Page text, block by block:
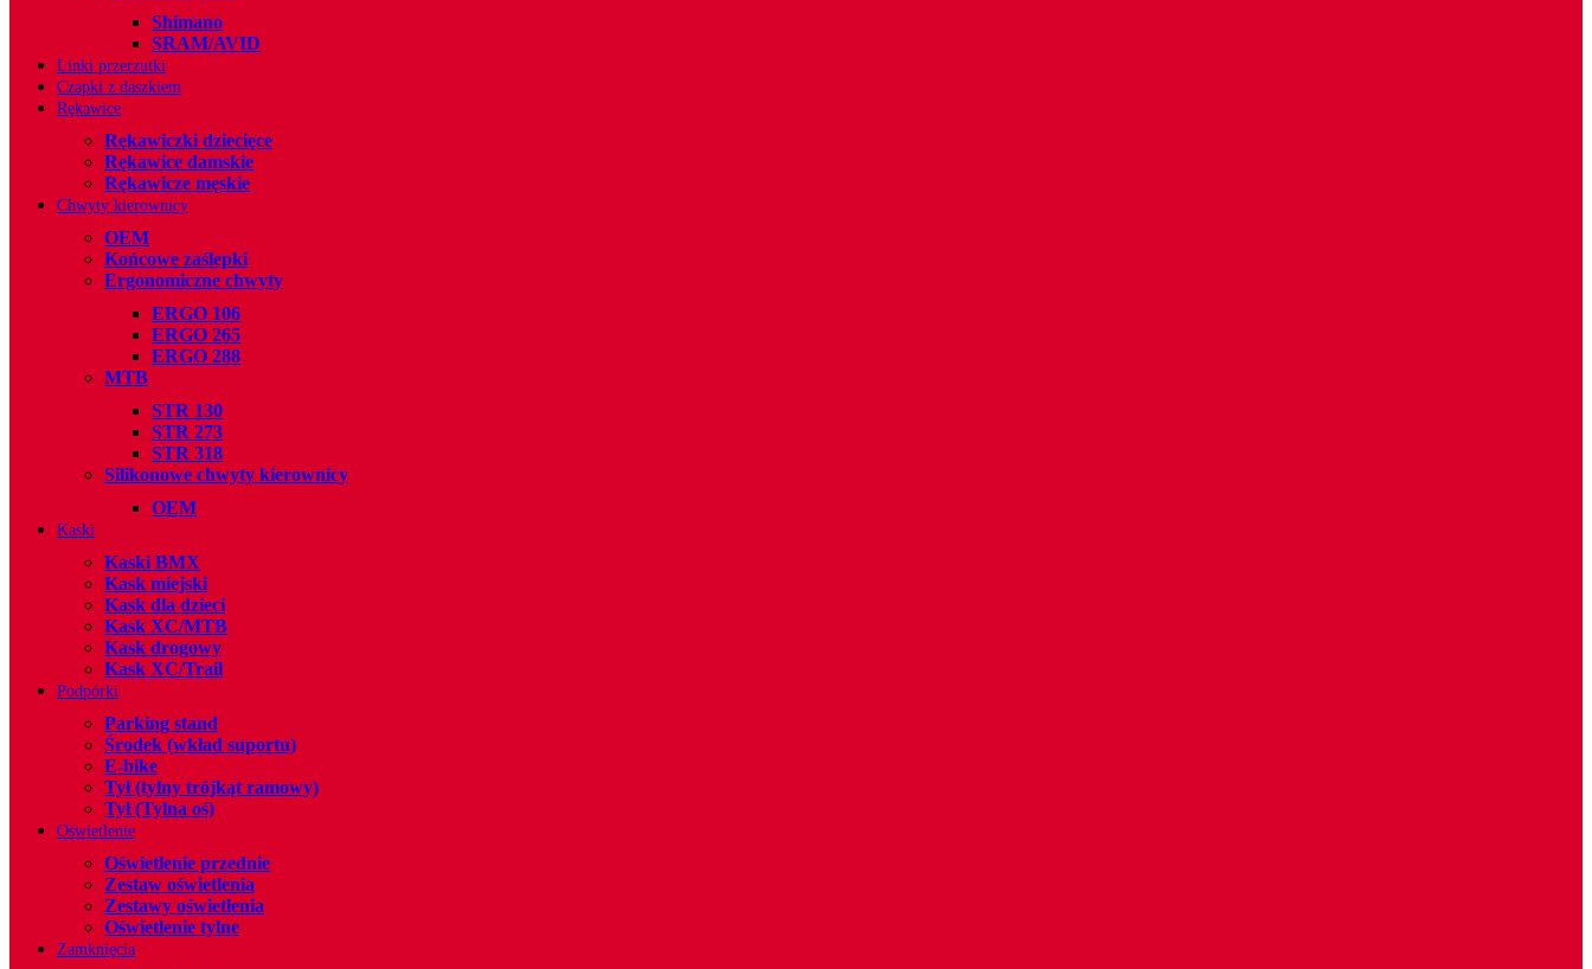
Shimano
SRAM/AVID
Linki przerzutki
Czapki z daszkiem
Rȩkawice
Rękawiczki dziecięce
Rękawice damskie
Rękawicze męskie
Chwyty kierownicy
OEM
Końcowe zaślepki
Ergonomiczne chwyty
ERGO 106
ERGO 265
ERGO 288
MTB
STR 130
STR 273
STR 318
Silikonowe chwyty kierownicy
OEM
Kaski
Kaski BMX
Kask miejski
Kask dla dzieci
Kask XC/MTB
Kask drogowy
Kask XC/Trail
Podpórki
Parking stand
Środek (wkład suportu)
E-bike
Tył (tylny trójkąt ramowy)
Tył (Tylna oś)
Oświetlenie
Oświetlenie przednie
Zestaw oświetlenia
Zestawy oświetlenia
Oświetlenie tylne
Zamkniȩcia